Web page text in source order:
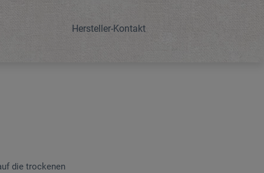
Hersteller-Kontakt
die trockenen